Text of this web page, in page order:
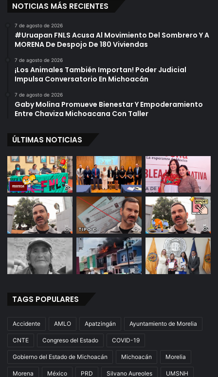
NOTICIAS MÁS RECIENTES
7 de agosto de 2026
#Uruapan FNLS Acusa Al Movimiento Del Sombrero Y A
MORENA De Despojo De 180 Viviendas
7 de agosto de 2026
¡Los Animales También Importan! Poder Judicial
Impulsa Conversatorio En Michoacán
7 de agosto de 2026
Gaby Molina Promueve Bienestar Y Empoderamiento
Entre Chaviza Michoacana Con Taller
ÚLTIMAS NOTICIAS
TAGS POPULARES
Accidente AMLO Apatzingán Ayuntamiento de Morelia
CNTE Congreso del Estado COVID-19
Gobierno del Estado de Michoacán Michoacán Morelia
Morena México PRD Silvano Aureoles UMSNH